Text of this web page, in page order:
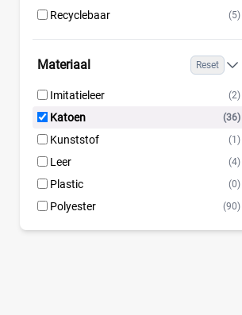
Recyclebaar (5)
Materiaal Reset
Imitatieleer (2)
Katoen (36)
Kunststof (1)
Leer (4)
Plastic (0)
Polyester (90)